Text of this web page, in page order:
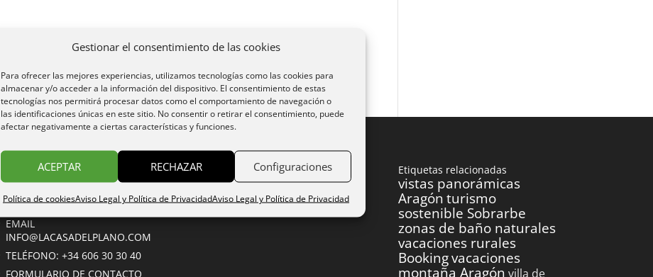
Gestionar el consentimiento de las cookies
Para ofrecer las mejores experiencias, utilizamos tecnologías como las cookies para
almacenar y/o acceder a la información del dispositivo. El consentimiento de estas
tecnologías nos permitirá procesar datos como el comportamiento de navegación o
las identificaciones únicas en este sitio. No consentir o retirar el consentimiento, puede
afectar negativamente a ciertas características y funciones.
ACEPTAR RECHAZAR Configuraciones
Política de cookiesAviso Legal y Política de PrivacidadAviso Legal y Política de Privacidad
Reservas
Reserva on line
EMAIL
INFO@LACASADELPLANO.COM
TELÉFONO: +34 606 30 30 40
FORMULARIO DE CONTACTO
Etiquetas relacionadas
vistas panorámicas
Aragón turismo
sostenible Sobrarbe
zonas de baño naturales
vacaciones rurales
Bookingvacaciones
montaña Aragón villa de